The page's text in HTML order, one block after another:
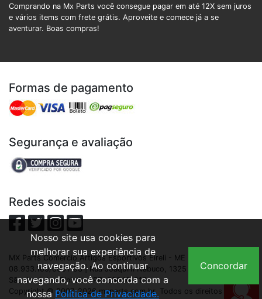
Comprando na Mx Parts você consegue pagar em até 12X sem juros
e vários items com frete grátis. Aproveite e comece já a se
aventurar. Boas compras!
Formas de pagamento
Segurança e avaliação
Redes sociais
MX Parts Comercio Artigos Esportivos Eireli - ME | CNPJ:
08.933.109/0001-93 | Rua Joaquim Nabuco, 1325 - São Cristóvão,
São José dos Pinhais - PR, 83040-210
Copyright © 2007-2026 mxparts.com.br. Todos os direitos
Nosso site usa cookies para
melhorar sua experiência de
navegação. Ao continuar
navegando, você concorda com a
nossa Política de Privacidade.
Concordar